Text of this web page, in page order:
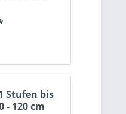
Stufen bis
- 120 cm